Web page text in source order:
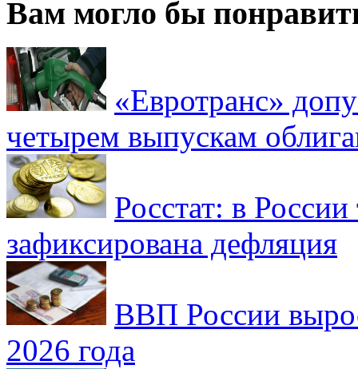
Вам могло бы
«Евротранс»
четырем выпускам
Росстат: в России
зафиксирована дефляция
ВВП России
2026 года